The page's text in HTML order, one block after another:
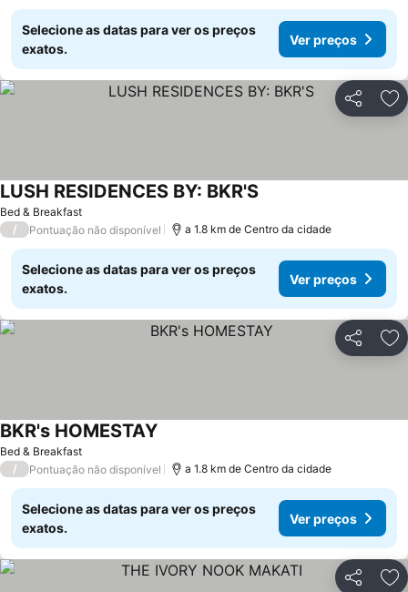
Selecione as datas para ver os preços
exatos.
Ver preços
Partilhar
Bed & Breakfast
LUSH RESIDENCES BY: BKR'S
/ Pontuação não disponível a 1.8 km de Centro da cidade
Selecione as datas para ver os preços
exatos.
Ver preços
Partilhar
Bed & Breakfast
BKR's HOMESTAY
/ Pontuação não disponível a 1.8 km de Centro da cidade
Selecione as datas para ver os preços
exatos.
Ver preços
Partilhar